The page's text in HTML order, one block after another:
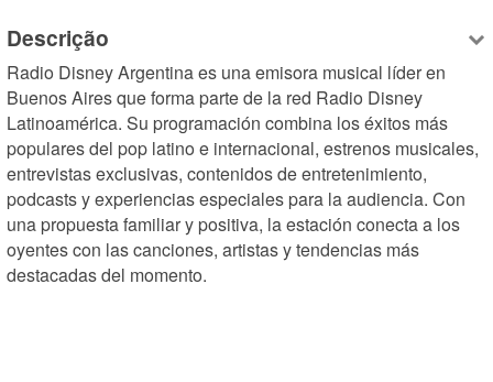
Descrição
Radio Disney Argentina es una emisora musical líder en
Buenos Aires que forma parte de la red Radio Disney
Latinoamérica. Su programación combina los éxitos más
populares del pop latino e internacional, estrenos musicales,
entrevistas exclusivas, contenidos de entretenimiento,
podcasts y experiencias especiales para la audiencia. Con
una propuesta familiar y positiva, la estación conecta a los
oyentes con las canciones, artistas y tendencias más
destacadas del momento.